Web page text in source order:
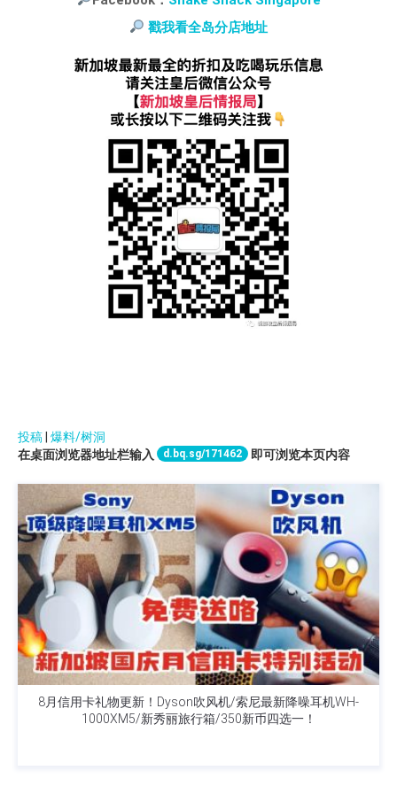
戳我看全岛分店地址
投稿 爆料/树洞
在桌面浏览器地址栏输入
d.bq.sg/171462 即可浏览本页内容
8月信用卡礼物更新！Dyson吹风机/索尼最新降噪耳机WH-
1000XM5/新秀丽旅行箱/350新币四选一！